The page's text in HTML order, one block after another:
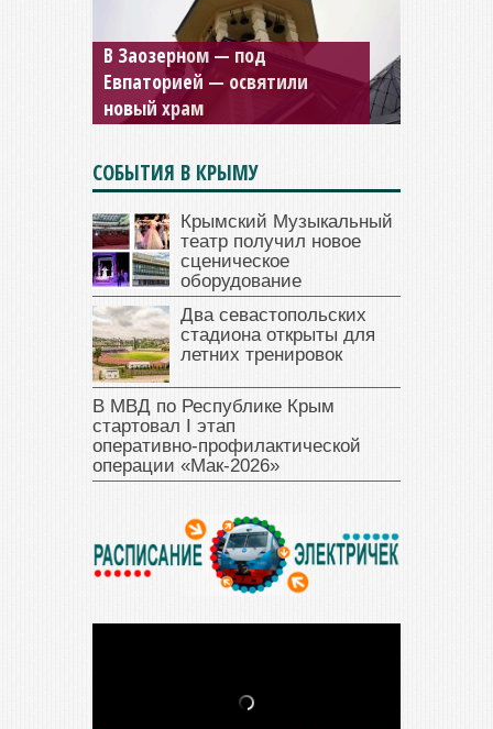
Мужской монастырь Косьмы
и Дамиана в Крыму вновь
открыт для посещения
СОБЫТИЯ В КРЫМУ
Крымский Музыкальный
театр получил новое
сценическое
оборудование
Два севастопольских
стадиона открыты для
летних тренировок
В МВД по Республике Крым
стартовал I этап
оперативно‑профилактической
операции «Мак‑2026»